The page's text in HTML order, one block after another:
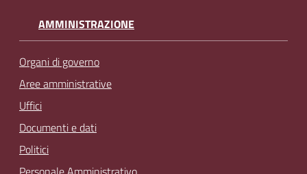
AMMINISTRAZIONE
Organi di governo
Aree amministrative
Uffici
Documenti e dati
Politici